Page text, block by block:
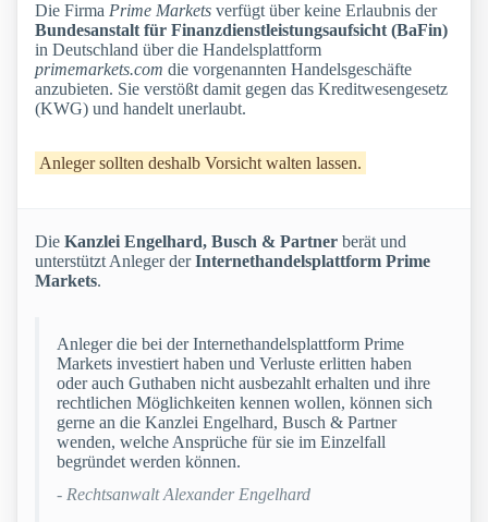
Die Firma Prime Markets verfügt über keine Erlaubnis der
Bundesanstalt für Finanzdienstleistungsaufsicht (BaFin)
in Deutschland über die Handelsplattform
primemarkets.com die vorgenannten Handelsgeschäfte
anzubieten. Sie verstößt damit gegen das Kreditwesengesetz
(KWG) und handelt unerlaubt.
Anleger sollten deshalb Vorsicht walten lassen.
Die Kanzlei Engelhard, Busch & Partner berät und
unterstützt Anleger derInternethandelsplattform Prime
Markets.
Anleger die bei der Internethandelsplattform Prime
Markets investiert haben und Verluste erlitten haben
oder auch Guthaben nicht ausbezahlt erhalten und ihre
rechtlichen Möglichkeiten kennen wollen, können sich
gerne an die Kanzlei Engelhard, Busch & Partner
wenden, welche Ansprüche für sie im Einzelfall
begründet werden können.
- Rechtsanwalt Alexander Engelhard